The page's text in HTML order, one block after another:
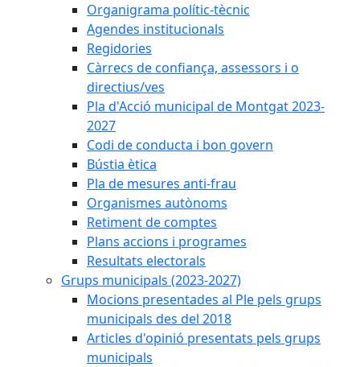
Organigrama polític-tècnic
Agendes institucionals
Regidories
Càrrecs de confiança, assessors i o
directius/ves
Pla d'Acció municipal de Montgat 2023-
2027
Codi de conducta i bon govern
Bústia ètica
Pla de mesures anti-frau
Organismes autònoms
Retiment de comptes
Plans accions i programes
Resultats electorals
Grups municipals (2023-2027)
Mocions presentades al Ple pels grups
municipals des del 2018
Articles d'opinió presentats pels grups
municipals